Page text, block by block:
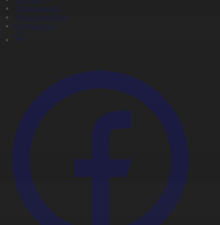
Телехикаялар
Мультсериалдар
Видеоархив